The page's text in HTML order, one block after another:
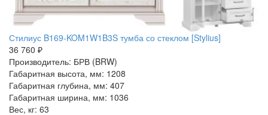
Стилиус B169-KOM1W1B3S тумба со стеклом [Stylius]
36 760 ₽
Производитель: БРВ (BRW)
Габаритная высота, мм: 1208
Габаритная глубина, мм: 407
Габаритная ширина, мм: 1036
Вес, кг: 63